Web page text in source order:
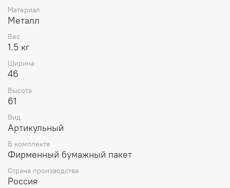
Материал
Металл
Вес
1.5 кг
Ширина
46
Высота
61
Вид
Артикульный
В комплекте
Фирменный бумажный пакет
Страна производства
Россия